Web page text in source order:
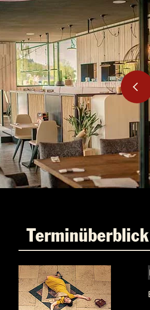
Terminüberblick